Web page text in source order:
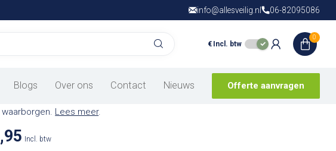
Gratis verzendingvanaf € 150,- in
info@allesveilig.nl 06-82095086
€ Incl. btw
0
Blogs Over ons Contact Nieuws Offerte aanvragen
het plaatsen van een vloersticker geen doorgang zullen jouw werknemers
bezoekers zich aanpassen aan de regels om zo de veiligheid op de werkvloer
Lees meer.
Incl. btw